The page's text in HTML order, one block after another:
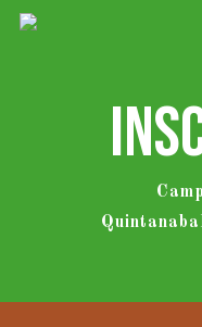
Skip